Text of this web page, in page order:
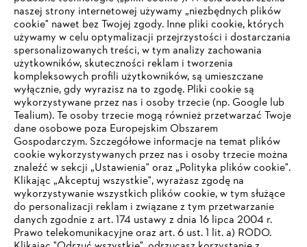
#STIHL
Firma
STIHL FAQ
naszej strony internetowej używamy „niezbędnych plików
cookie" nawet bez Twojej zgody. Inne pliki cookie, których
używamy w celu optymalizacji przejrzystości i dostarczania
spersonalizowanych treści, w tym analizy zachowania
użytkowników, skuteczności reklam i tworzenia
kompleksowych profili użytkowników, są umieszczane
wyłącznie, gdy wyrazisz na to zgodę. Pliki cookie są
wykorzystywane przez nas i osoby trzecie (np. Google lub
Tealium). Te osoby trzecie mogą również przetwarzać Twoje
dane osobowe poza Europejskim Obszarem
Gospodarczym. Szczegółowe informacje na temat plików
cookie wykorzystywanych przez nas i osoby trzecie można
znaleźć w sekcji „Ustawienia" oraz „Polityka plików cookie".
Klikając „Akceptuj wszystkie", wyrażasz zgodę na
wykorzystywanie wszystkich plików cookie, w tym służące
do personalizacji reklam i związane z tym przetwarzanie
danych zgodnie z art. 174 ustawy z dnia 16 lipca 2004 r.
Prawo telekomunikacyjne oraz art. 6 ust. 1 lit. a) RODO.